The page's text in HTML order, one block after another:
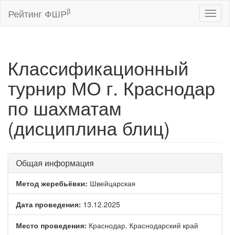
Рейтинг ФШРβ
Классификационный
турнир МО г. Краснодар
по шахматам
(дисциплина блиц)
Общая информация
Метод жеребьёвки: Швейцарская
Дата проведения: 13.12.2025
Место проведения: Краснодар, Краснодарский край